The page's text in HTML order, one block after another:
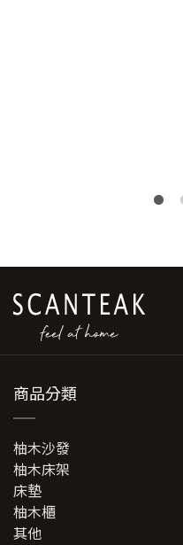
商品分類
柚木沙發
柚木床架
床墊
柚木櫃
其他